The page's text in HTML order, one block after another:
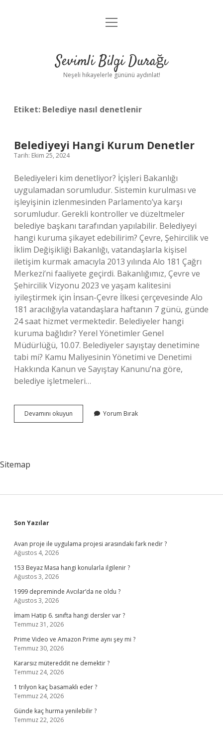
Anasayfa
Yasal Uyarı
menüyü
Sevimli Bilgi Durağı
Neşeli hikayelerle gününü aydınlat!
Etiket: Belediye nasıl denetlenir
Belediyeyi Hangi Kurum Denetler
Tarih: Ekim 25, 2024
Belediyeleri kim denetliyor? İçişleri Bakanlığı
uygulamadan sorumludur. Sistemin kurulması ve
işleyişinin izlenmesinden Parlamento’ya karşı
sorumludur. Gerekli kontroller ve düzeltmeler
belediye başkanı tarafından yapılabilir. Belediyeyi
hangi kuruma şikayet edebilirim? Çevre, Şehircilik ve
İklim Değişikliği Bakanlığı, vatandaşlarla kişisel
iletişim kurmak amacıyla 2013 yılında Alo 181 Çağrı
Merkezi’ni faaliyete geçirdi. Bakanlığımız, Çevre ve
Şehircilik Vizyonu 2023 ve yaşam kalitesini
iyileştirmek için İnsan-Çevre İlkesi çerçevesinde Alo
181 aracılığıyla vatandaşlara haftanın 7 günü, günde
24 saat hizmet vermektedir. Belediyeler hangi
kuruma bağlıdır? Yerel Yönetimler Genel
Müdürlüğü, 10.07. Belediyeler sayıştay denetimine
tabi mi? Kamu Maliyesinin Yönetimi ve Denetimi
Hakkında Kanun ve Sayıştay Kanunu’na göre,
belediye işletmeleri…
Devamını okuyun Belediyeyi
Hangi
Yorum Bırak
Sitemap
Sidebar
Son Yazılar
Avan proje ile uygulama projesi arasındaki fark nedir ?
Ağustos 4, 2026
153 Beyaz Masa hangi konularla ilgilenir ?
Ağustos 3, 2026
1999 depreminde Avcılar’da ne oldu ?
Ağustos 3, 2026
İmam Hatip 6. sınıfta hangi dersler var ?
Temmuz 31, 2026
Prime Video ve Amazon Prime aynı şey mi ?
Temmuz 30, 2026
Kararsız mütereddit ne demektir ?
Temmuz 24, 2026
1 trilyon kaç basamaklı eder ?
Temmuz 24, 2026
Günde kaç hurma yenilebilir ?
Temmuz 22, 2026